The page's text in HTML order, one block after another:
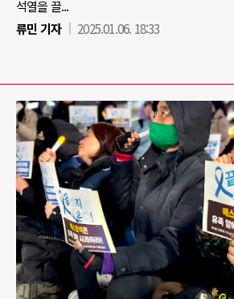
석열을 끌...
류민 기자
2025.01.06. 18:33